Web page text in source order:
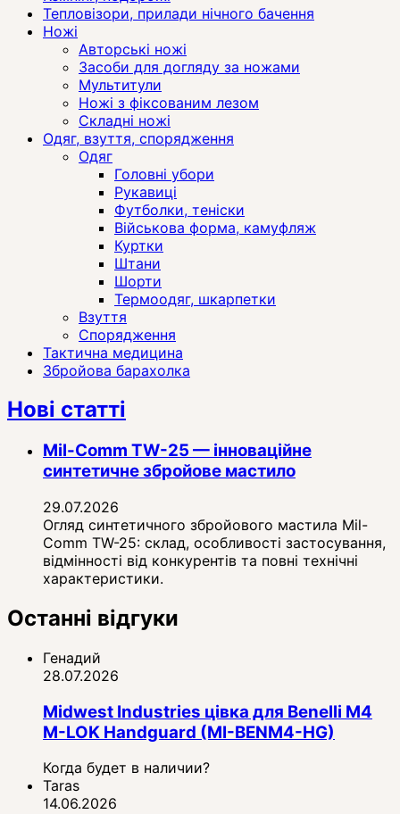
Тепловізори, прилади нічного бачення
Ножі
Авторські ножі
Засоби для догляду за ножами
Мультитули
Ножі з фіксованим лезом
Складні ножі
Одяг, взуття, спорядження
Одяг
Головні убори
Рукавиці
Футболки, теніски
Військова форма, камуфляж
Куртки
Штани
Шорти
Термоодяг, шкарпетки
Взуття
Спорядження
Тактична медицина
Збройова барахолка
Нові статті
Mil-Comm TW-25 — інноваційне
синтетичне збройове мастило
29.07.2026
Огляд синтетичного збройового мастила Mil-
Comm TW-25: склад, особливості застосування,
відмінності від конкурентів та повні технічні
характеристики.
Останні відгуки
Генадий
28.07.2026
Midwest Industries цівка для Benelli M4
M-LOK Handguard (MI-BENM4-HG)
Когда будет в наличии?
Taras
14.06.2026